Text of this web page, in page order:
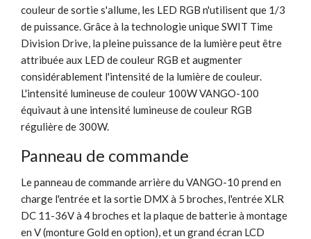
couleur de sortie s'allume, les LED RGB n'utilisent que 1/3
de puissance. Grâce à la technologie unique SWIT Time
Division Drive, la pleine puissance de la lumière peut être
attribuée aux LED de couleur RGB et augmenter
considérablement l'intensité de la lumière de couleur.
L'intensité lumineuse de couleur 100W VANGO-100
équivaut à une intensité lumineuse de couleur RGB
régulière de 300W.
Panneau de commande
Le panneau de commande arrière du VANGO-10 prend en
charge l'entrée et la sortie DMX à 5 broches, l'entrée XLR
DC 11-36V à 4 broches et la plaque de batterie à montage
en V (monture Gold en option), et un grand écran LCD